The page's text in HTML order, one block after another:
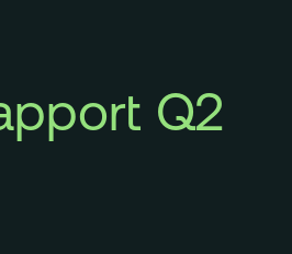
Q2